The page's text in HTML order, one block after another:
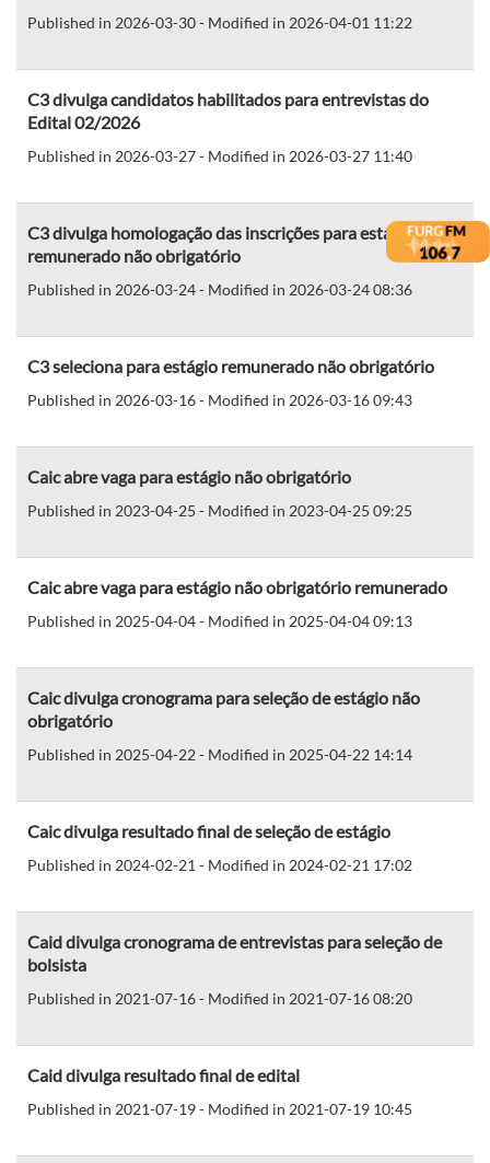
Published in 2026-03-30 - Modified in 2026-04-01 11:22
C3 divulga candidatos habilitados para entrevistas do
Edital 02/2026
Published in 2026-03-27 - Modified in 2026-03-27 11:40
C3 divulga homologação das inscrições para estágio
remunerado não obrigatório
Published in 2026-03-24 - Modified in 2026-03-24 08:36
C3 seleciona para estágio remunerado não obrigatório
Published in 2026-03-16 - Modified in 2026-03-16 09:43
Caic abre vaga para estágio não obrigatório
Published in 2023-04-25 - Modified in 2023-04-25 09:25
Caic abre vaga para estágio não obrigatório remunerado
Published in 2025-04-04 - Modified in 2025-04-04 09:13
Caic divulga cronograma para seleção de estágio não
obrigatório
Published in 2025-04-22 - Modified in 2025-04-22 14:14
Caic divulga resultado final de seleção de estágio
Published in 2024-02-21 - Modified in 2024-02-21 17:02
Caid divulga cronograma de entrevistas para seleção de
bolsista
Published in 2021-07-16 - Modified in 2021-07-16 08:20
Caid divulga resultado final de edital
Published in 2021-07-19 - Modified in 2021-07-19 10:45